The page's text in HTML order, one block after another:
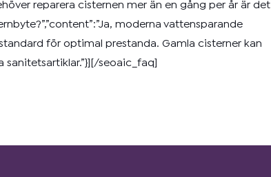
reparera cisternen mer än en gång per år är det
moderna vattensparande
för optimal prestanda. Gamla cisterner kan
seoaic_faq]